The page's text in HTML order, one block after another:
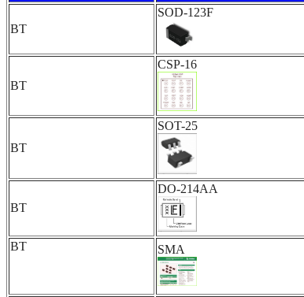
BT
SOD-123F
BT
CSP-16
BT
SOT-25
BT
DO-214AA
BT
SMA